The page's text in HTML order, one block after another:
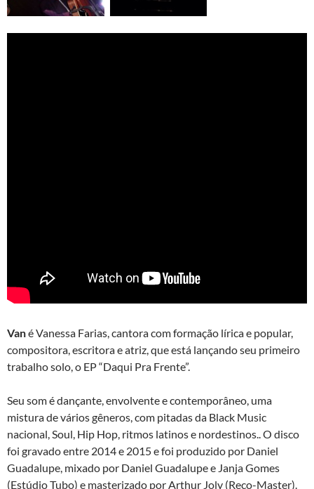
Vané Vanessa Farias, cantora com formação lírica e popular,
compositora, escritora e atriz, que está lançando seu primeiro
trabalho solo, o EP “Daqui Pra Frente”.
Seu som é dançante, envolvente e contemporâneo, uma
mistura de vários gêneros, com pitadas da Black Music
nacional, Soul, Hip Hop, ritmos latinos e nordestinos.. O disco
foi gravado entre 2014 e 2015 e foi produzido por Daniel
Guadalupe, mixado por Daniel Guadalupe e Janja Gomes
(Estúdio Tubo) e masterizado por Arthur Joly (Reco-Master).